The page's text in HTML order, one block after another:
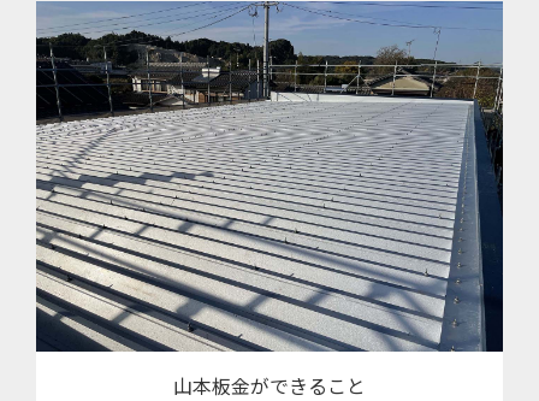
山本板金ができること